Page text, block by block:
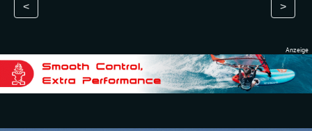
< >